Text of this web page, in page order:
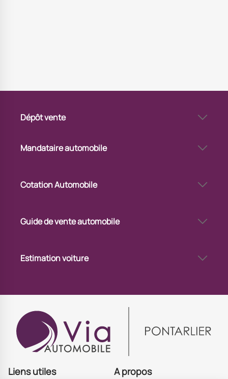
Dépôt vente
Mandataire automobile
Cotation Automobile
Guide de vente automobile
Estimation voiture
Estimation du prix de votre voiture à Pontarlier
Estimation de voiture en ligne à Pontarlier
Estimation de voiture à Pontarlier
Liens utiles A propos